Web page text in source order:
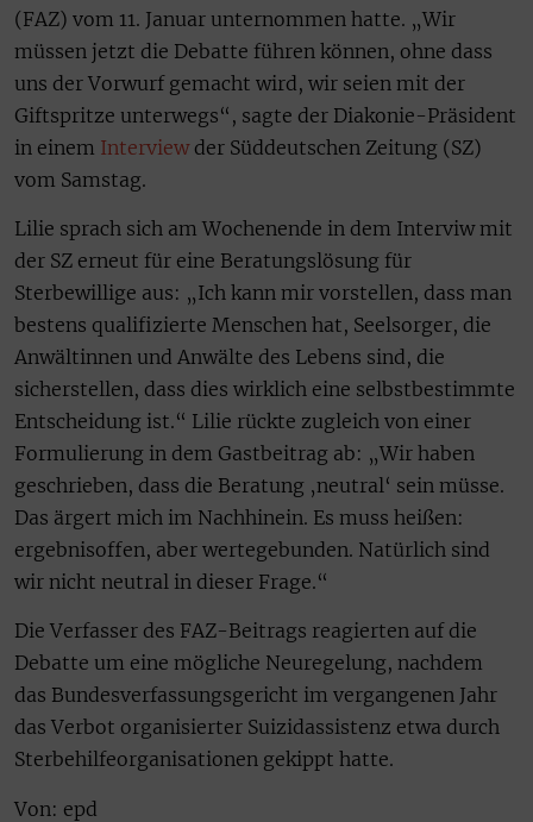
(FAZ) vom 11. Januar unternommen hatte. „Wir
müssen jetzt die Debatte führen können, ohne dass
uns der Vorwurf gemacht wird, wir seien mit der
Giftspritze unterwegs“, sagte der Diakonie-Präsident
in einem Interviewder Süddeutschen Zeitung (SZ)
vom Samstag.
Lilie sprach sich am Wochenende in dem Interviw mit
der SZ erneut für eine Beratungslösung für
Sterbewillige aus: „Ich kann mir vorstellen, dass man
bestens qualifizierte Menschen hat, Seelsorger, die
Anwältinnen und Anwälte des Lebens sind, die
sicherstellen, dass dies wirklich eine selbstbestimmte
Entscheidung ist.“ Lilie rückte zugleich von einer
Formulierung in dem Gastbeitrag ab: „Wir haben
geschrieben, dass die Beratung ‚neutral‘ sein müsse.
Das ärgert mich im Nachhinein. Es muss heißen:
ergebnisoffen, aber wertegebunden. Natürlich sind
wir nicht neutral in dieser Frage.“
Die Verfasser des FAZ-Beitrags reagierten auf die
Debatte um eine mögliche Neuregelung, nachdem
das Bundesverfassungsgericht im vergangenen Jahr
das Verbot organisierter Suizidassistenz etwa durch
Sterbehilfeorganisationen gekippt hatte.
Von: epd